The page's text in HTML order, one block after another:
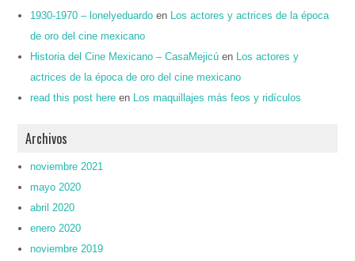
1930-1970 – lonelyeduardo en
Los actores y actrices de la época
de oro del cine mexicano
Historia del Cine Mexicano – CasaMejicú en
Los actores y
actrices de la época de oro del cine mexicano
read this post here en Los maquillajes más feos y ridículos
Archivos
noviembre 2021
mayo 2020
abril 2020
enero 2020
noviembre 2019